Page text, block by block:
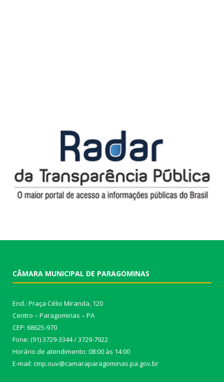
CÂMARA MUNICIPAL DE PARAGOMINAS
End.: Praça Célio Miranda, 120
Centro – Paragominas – PA
CEP: 68625-970
Fone: (91) 3729-3344 / 3729-7922
Horário de atendimento: 08:00 às 14:00
E-mail: cmp.ouv@camaraparagominas.pa.gov.br